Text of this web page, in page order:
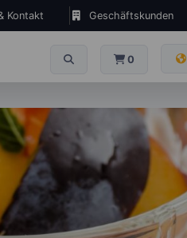
Kontakt Geschäftskunden
0